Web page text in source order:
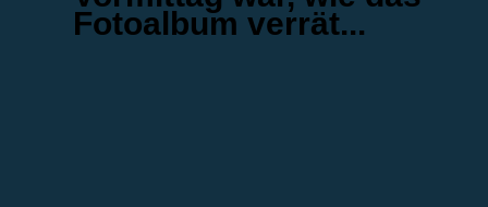
Fotoalbum verrät...